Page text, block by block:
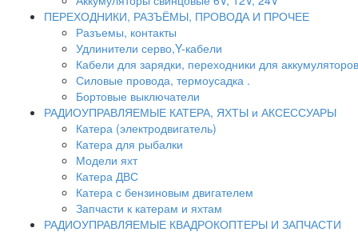
ПЕРЕХОДНИКИ, РАЗЪЁМЫ, ПРОВОДА И ПРОЧЕЕ
Разъемы, контакты
Удлинители серво,Y-кабели
Кабели для зарядки, переходники для аккумуляторов
Силовые провода, термоусадка .
Бортовые выключатели
РАДИОУПРАВЛЯЕМЫЕ КАТЕРА, ЯХТЫ и АКСЕССУАРЫ
Катера (электродвигатель)
Катера для рыбалки
Модели яхт
Катера ДВС
Катера с бензиновым двигателем
Запчасти к катерам и яхтам
РАДИОУПРАВЛЯЕМЫЕ КВАДРОКОПТЕРЫ И ЗАПЧАСТИ